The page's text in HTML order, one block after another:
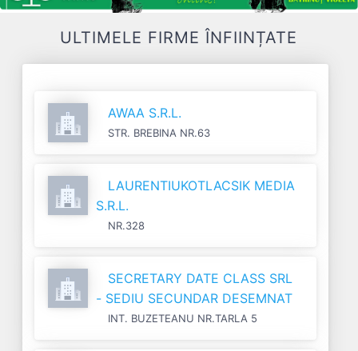
ULTIMELE FIRME ÎNFIINȚATE
AWAA S.R.L.
STR. BREBINA NR.63
LAURENTIUKOTLACSIK MEDIA
S.R.L.
NR.328
SECRETARY DATE CLASS SRL
- SEDIU SECUNDAR DESEMNAT
INT. BUZETEANU NR.TARLA 5